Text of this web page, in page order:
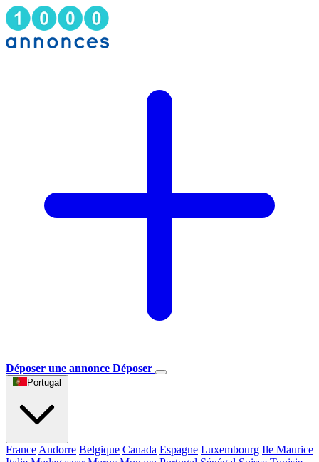
Déposer une annonce Déposer
Portugal
France Andorre Belgique Canada Espagne Luxembourg Ile Maurice